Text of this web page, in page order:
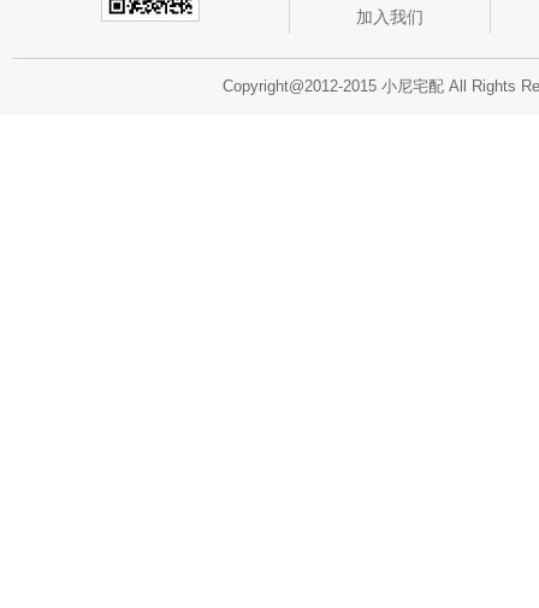
加入我们
Copyright@2012-2015 小尼宅配 All Rights